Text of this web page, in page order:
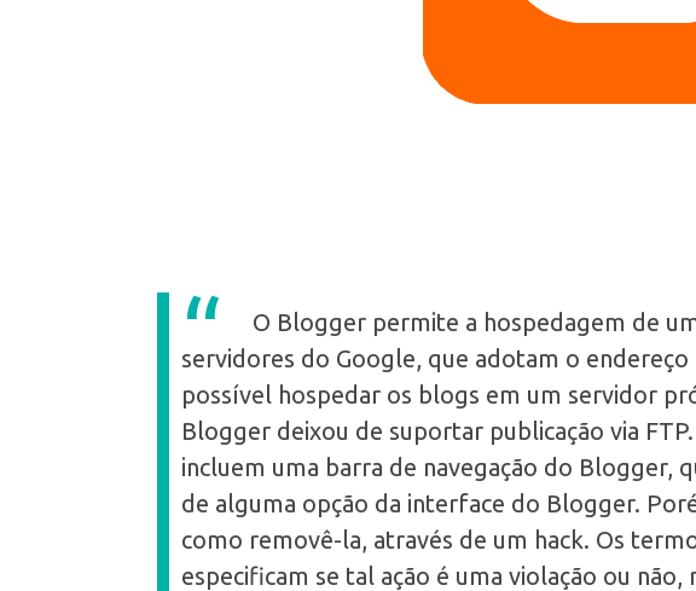
O Blogger permite a hospedagem de
servidores do Google, que adotam o endereço
possível hospedar os blogs em um servidor
Blogger deixou de suportar publicação via
incluem uma barra de navegação do Blogger,
de alguma opção da interface do Blogger.
como removê-la, através de um hack. Os
especificam se tal ação é uma violação ou